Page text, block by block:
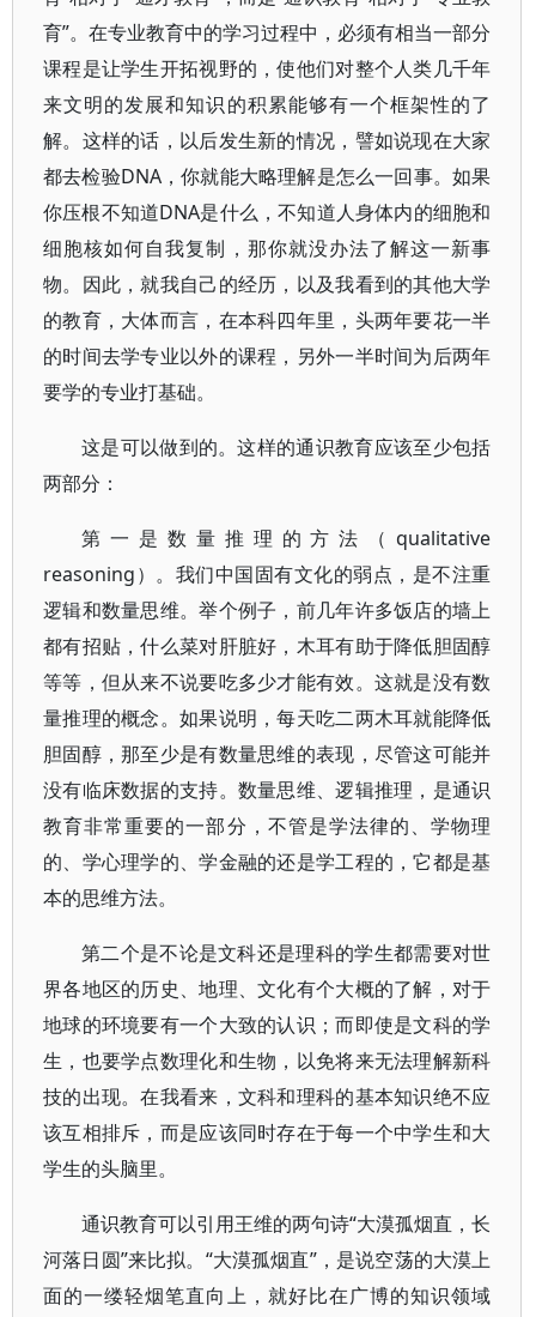
育”。在专业教育中的学习过程中，必须有相当一部分
课程是让学生开拓视野的，使他们对整个人类几千年
来文明的发展和知识的积累能够有一个框架性的了
解。这样的话，以后发生新的情况，譬如说现在大家
都去检验DNA，你就能大略理解是怎么一回事。如果
你压根不知道DNA是什么，不知道人身体内的细胞和
细胞核如何自我复制，那你就没办法了解这一新事
物。因此，就我自己的经历，以及我看到的其他大学
的教育，大体而言，在本科四年里，头两年要花一半
的时间去学专业以外的课程，另外一半时间为后两年
要学的专业打基础。
这是可以做到的。这样的通识教育应该至少包括
两部分：
第一是数量推理的方法（qualitative
reasoning）。我们中国固有文化的弱点，是不注重
逻辑和数量思维。举个例子，前几年许多饭店的墙上
都有招贴，什么菜对肝脏好，木耳有助于降低胆固醇
等等，但从来不说要吃多少才能有效。这就是没有数
量推理的概念。如果说明，每天吃二两木耳就能降低
胆固醇，那至少是有数量思维的表现，尽管这可能并
没有临床数据的支持。数量思维、逻辑推理，是通识
教育非常重要的一部分，不管是学法律的、学物理
的、学心理学的、学金融的还是学工程的，它都是基
本的思维方法。
第二个是不论是文科还是理科的学生都需要对世
界各地区的历史、地理、文化有个大概的了解，对于
地球的环境要有一个大致的认识；而即使是文科的学
生，也要学点数理化和生物，以免将来无法理解新科
技的出现。在我看来，文科和理科的基本知识绝不应
该互相排斥，而是应该同时存在于每一个中学生和大
学生的头脑里。
通识教育可以引用王维的两句诗“大漠孤烟直，长
河落日圆”来比拟。“大漠孤烟直”，是说空荡的大漠上
面的一缕轻烟笔直向上，就好比在广博的知识领域